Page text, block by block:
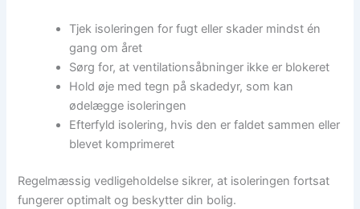
Tjek isoleringen for fugt eller skader mindst én
gang om året
Sørg for, at ventilationsåbninger ikke er blokeret
Hold øje med tegn på skadedyr, som kan
ødelægge isoleringen
Efterfyld isolering, hvis den er faldet sammen eller
blevet komprimeret
Regelmæssig vedligeholdelse sikrer, at isoleringen fortsat
fungerer optimalt og beskytter din bolig.